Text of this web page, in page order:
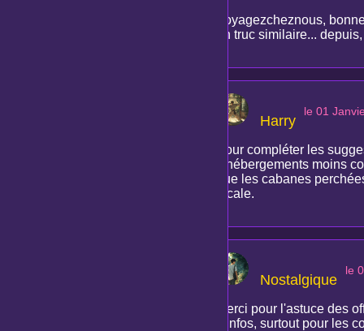
Voyagezcheznous,
un truc similaire...
Harry
le 01
Pour compléter les
d'hébergements moins
que les cabanes
locale.
Nostalgique
le
Merci pour l'astuce des
d'infos, surtout pour les